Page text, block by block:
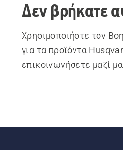
Δεν βρήκατε
Χρησιμοποιήστε τον
για τα προϊόντα
επικοινωνήσετε μαζί